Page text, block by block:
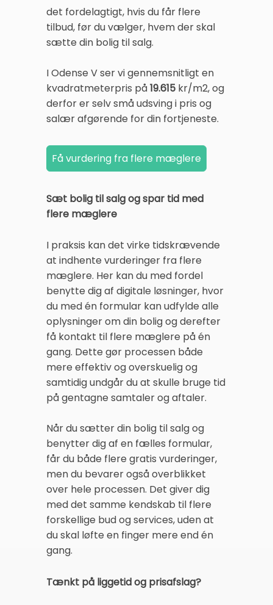
det fordelagtigt, hvis du får flere
tilbud, før du vælger, hvem der skal
sætte din bolig til salg.
I Odense V ser vi gennemsnitligt en
kvadratmeterpris på19.615 kr/m2, og
derfor er selv små udsving i pris og
salær afgørende for din fortjeneste.
Sæt bolig til salg og spar tid med
flere mæglere
I praksis kan det virke tidskrævende
at indhente vurderinger fra flere
mæglere. Her kan du med fordel
benytte dig af digitale løsninger, hvor
du med én formular kan udfylde alle
oplysninger om din bolig og derefter
få kontakt til flere mæglere på én
gang. Dette gør processen både
mere effektiv og overskuelig og
samtidig undgår du at skulle bruge tid
på gentagne samtaler og aftaler.
Når du sætter din bolig til salg og
benytter dig af en fælles formular,
får du både flere gratis vurderinger,
men du bevarer også overblikket
over hele processen. Det giver dig
med det samme kendskab til flere
forskellige bud og services, uden at
du skal løfte en finger mere end én
gang.
Tænkt på liggetid og prisafslag?